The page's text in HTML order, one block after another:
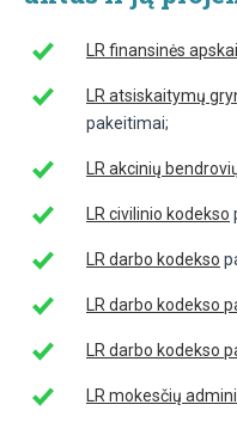
LR finansinės
LR atsiskaitymų
pakeitimai;
LR akcinių
LR civilinio kodekso
LR darbo kodekso
LR darbo kodekso
LR darbo kodekso
LR mokesčių